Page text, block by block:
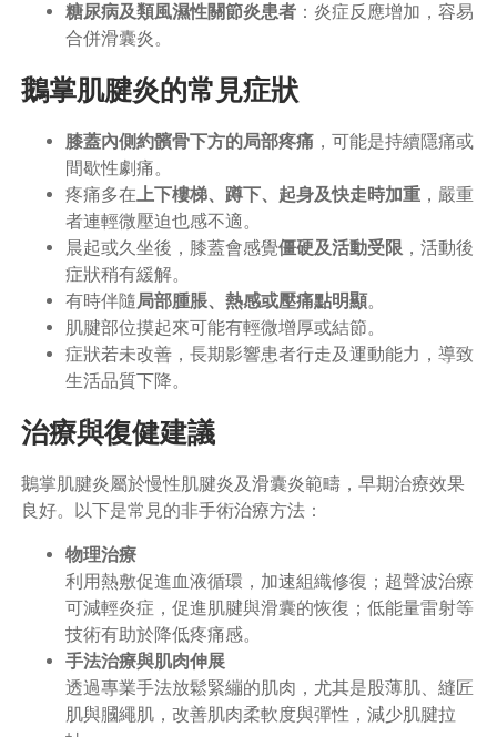
糖尿病及類風濕性關節炎患者：炎症反應增加，容易
合併滑囊炎。
鵝掌肌腱炎的常見症狀
膝蓋內側約髕骨下方的局部疼痛，可能是持續隱痛或
間歇性劇痛。
疼痛多在上下樓梯、蹲下、起身及快走時加重，嚴重
者連輕微壓迫也感不適。
晨起或久坐後，膝蓋會感覺僵硬及活動受限，活動後
症狀稍有緩解。
有時伴隨局部腫脹、熱感或壓痛點明顯。
肌腱部位摸起來可能有輕微增厚或結節。
症狀若未改善，長期影響患者行走及運動能力，導致
生活品質下降。
治療與復健建議
鵝掌肌腱炎屬於慢性肌腱炎及滑囊炎範疇，早期治療效果
良好。以下是常見的非手術治療方法：
物理治療
利用熱敷促進血液循環，加速組織修復；超聲波治療
可減輕炎症，促進肌腱與滑囊的恢復；低能量雷射等
技術有助於降低疼痛感。
手法治療與肌肉伸展
透過專業手法放鬆緊繃的肌肉，尤其是股薄肌、縫匠
肌與膕繩肌，改善肌肉柔軟度與彈性，減少肌腱拉